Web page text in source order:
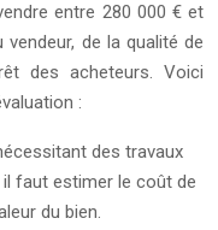
entre 280 000 € et
de la qualité de
des acheteurs. Voici
:
des travaux
faut estimer le coût de
du bien.